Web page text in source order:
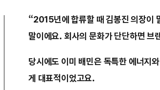
“2015년에 합류할 때 김봉진 의장이
말이에요. 회사의 문화가 단단하면 브
당시에도 이미 배민은 독특한 에너지
게 대표적이었고요.